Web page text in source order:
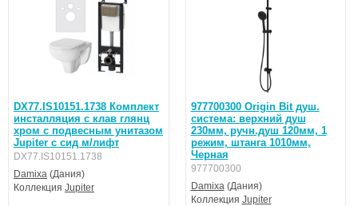
DX77.IS10151.1738 Комплект
инсталляция с клав глянц
хром с подвесным унитазом
Jupiter с сид м/лифт
DX77.IS10151.1738
Damixa (Дания)
Коллекция Jupiter
977700300 Origin Bit душ.
система: верхний душ
230мм, ручн.душ 120мм, 1
режим, штанга 1010мм,
Черная
977700300
Damixa(Дания)
Коллекция Jupiter